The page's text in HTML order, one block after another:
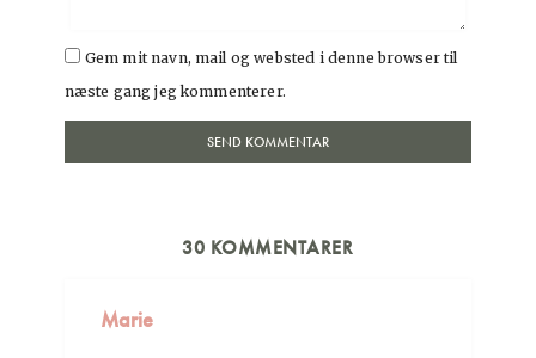
Gem mit navn, mail og websted i denne browser til
næste gang jeg kommenterer.
30 KOMMENTARER
Marie